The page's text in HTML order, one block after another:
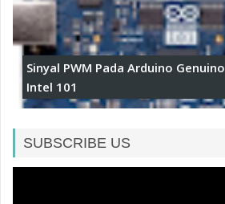
Sinyal PWM Pada Arduino Genuino
Intel 101
SUBSCRIBE US